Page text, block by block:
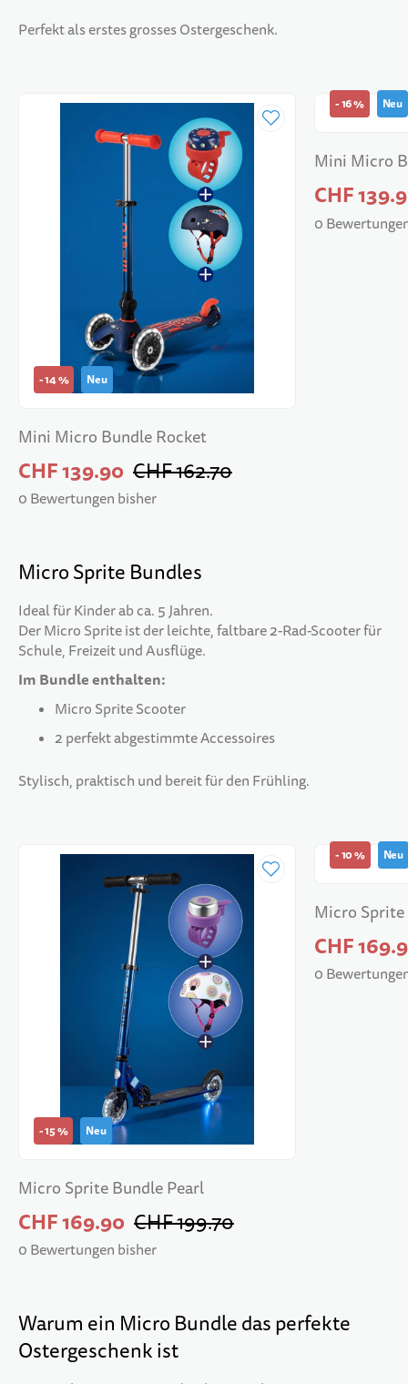
Perfekt als erstes grosses Ostergeschenk.
-14% Neu
Mini Micro Bundle Rocket
CHF 139.90 CHF 162.70
0 Bewertungen bisher
-16% Neu
Mini Micro
CHF
0
Micro Sprite Bundles
Ideal für Kinder ab ca. 5 Jahren.
Der Micro Sprite ist der leichte, faltbare 2-Rad-Scooter für
Schule, Freizeit und Ausflüge.
Im Bundle enthalten:
Micro Sprite Scooter
2 perfekt abgestimmte Accessoires
Stylisch, praktisch und bereit für den Frühling.
-15% Neu
Micro Sprite Bundle Pearl
CHF 169.90 CHF 199.70
0 Bewertungen bisher
-10% Neu
Micro Sprite
CHF
0
Warum ein Micro Bundle das perfekte
Ostergeschenk ist